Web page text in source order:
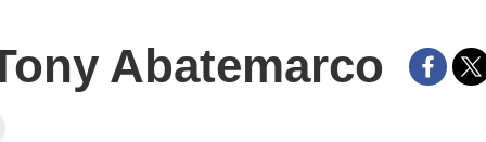
Abatemarco